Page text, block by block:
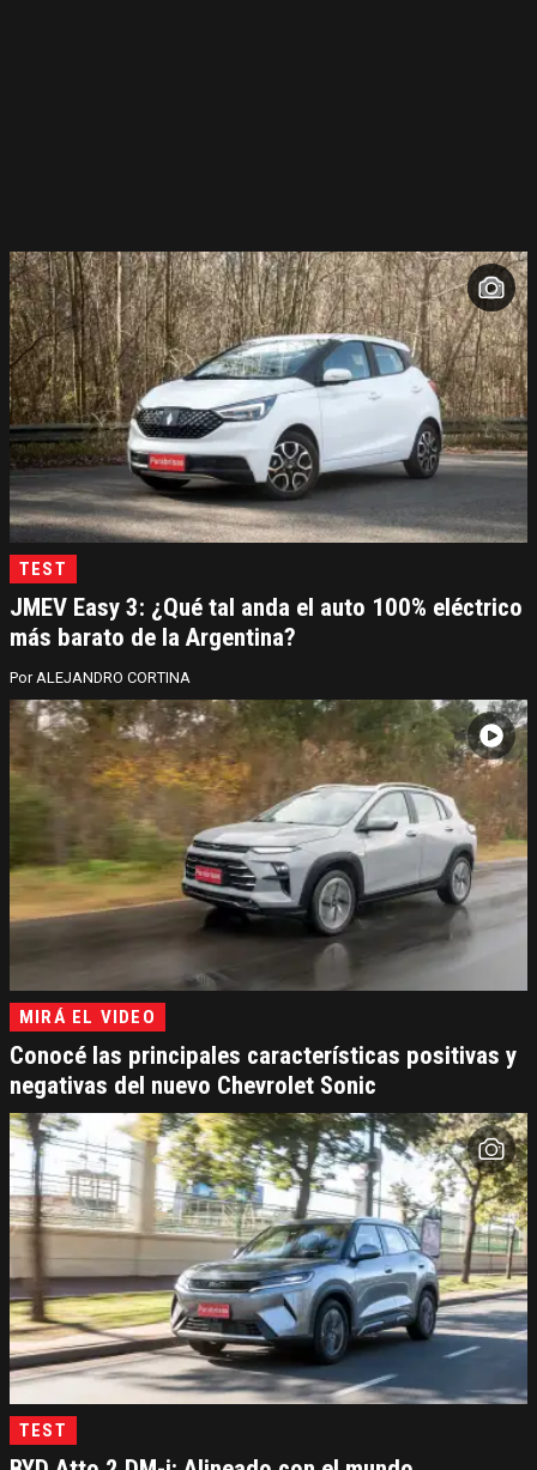
TEST
JMEV Easy 3: ¿Qué tal anda el auto 100% eléctrico
más barato de la Argentina?
ALEJANDRO CORTINA
MIRÁ EL VIDEO
Conocé las principales características positivas y
negativas del nuevo Chevrolet Sonic
TEST